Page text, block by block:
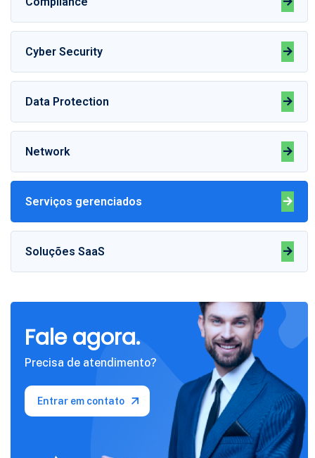
Cyber Security
Data Protection
Network
Serviços gerenciados
Soluções SaaS
Fale agora.
Precisa de atendimento?
Entrar em contato